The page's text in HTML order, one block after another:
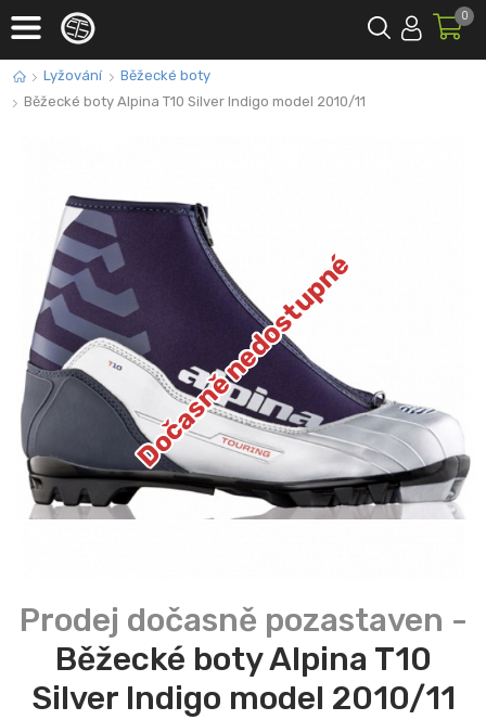
0
Lyžování
Běžecké boty
Běžecké boty Alpina T10 Silver Indigo model 2010/11
Dočasně nedostupné
Běžecké boty Alpina T10
Silver Indigo model 2010/11